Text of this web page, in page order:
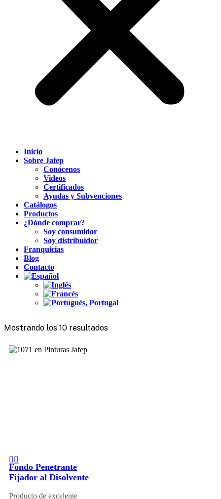
Inicio
Sobre Jafep
Conócenos
Videos
Certificados
Ayudas y Subvenciones
Catálogos
Productos
¿Dónde comprar?
Soy consumidor
Soy distribuidor
Franquicias
Blog
Contacto
Mostrando los 10 resultados
Fondo Penetrante
Fijador al Disolvente
Producto de excelente